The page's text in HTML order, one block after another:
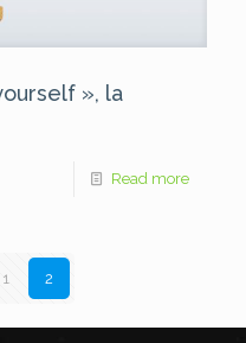
», la
Read more
1 2